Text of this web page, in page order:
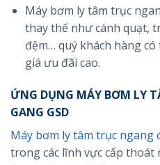
Máy bơm ly tâm trục
thay thế như cánh quạt,
đệm… quý khách hàng
giá ưu đãi cao.
ỨNG DỤNG MÁY BƠM LY
GANG GSD
Máy bơm ly tâm trục ngang
trong các lĩnh vực cấp thoát